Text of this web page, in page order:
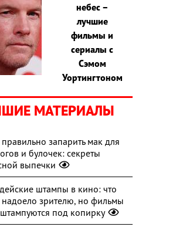
небес –
лучшие
фильмы и
сериалы с
Сэмом
Уортингтоном
МАТЕРИАЛЫ
запарить мак для
и булочек: секреты
выпечки
штампы в кино: что
зрителю, но фильмы
под копирку